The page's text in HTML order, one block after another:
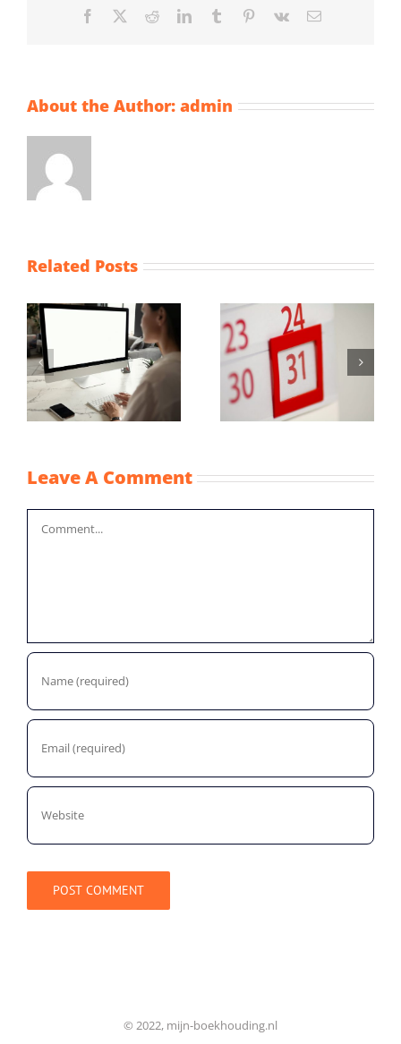
Facebook RedditLinkedInTumblr Pinterest
Vk Email
About the Author: admin
Related Posts
Vaststellingsaanvraag
NOW-1
Maximum
uurprijzen
2022
Leave A Comment
© 2022, mijn-boekhouding.nl